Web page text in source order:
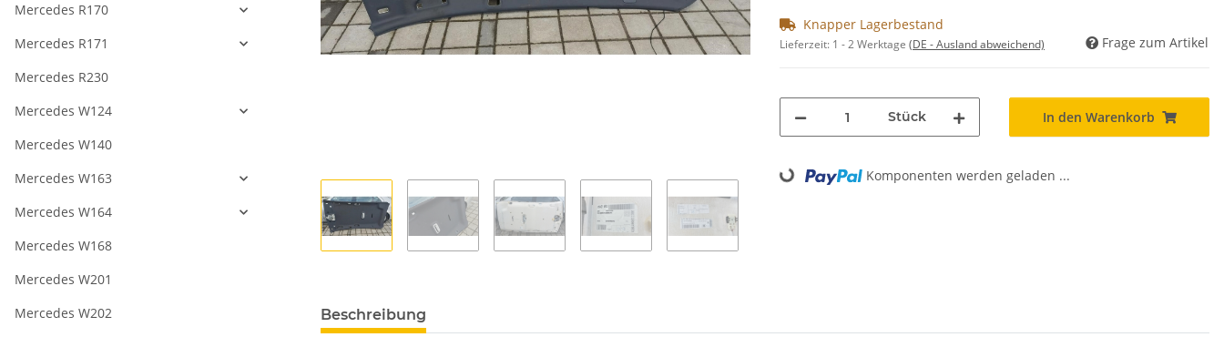
Knapper Lagerbestand
Lieferzeit: 1 - 2 Werktage (DE - Ausland abweichend) Frage zum Artikel
Stück In den Warenkorb
Loading... Komponenten werden geladen ...
Beschreibung
Mercedes R170
Mercedes R171
Mercedes R230
Mercedes W124
Mercedes W140
Mercedes W163
Mercedes W164
Mercedes W168
Mercedes W201
Mercedes W202